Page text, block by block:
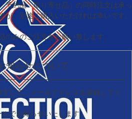
「予約品・取り寄せ品」 の同時注文は承っ
が、別途ご購入いただければ幸いです。
のみのご注文をお願い致します。
知らせについて
して、メールアドレスを登録してく
でお知らせいたします。